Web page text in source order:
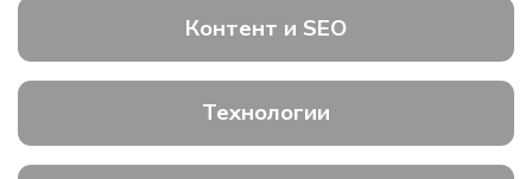
Контент и SEO
Технологии